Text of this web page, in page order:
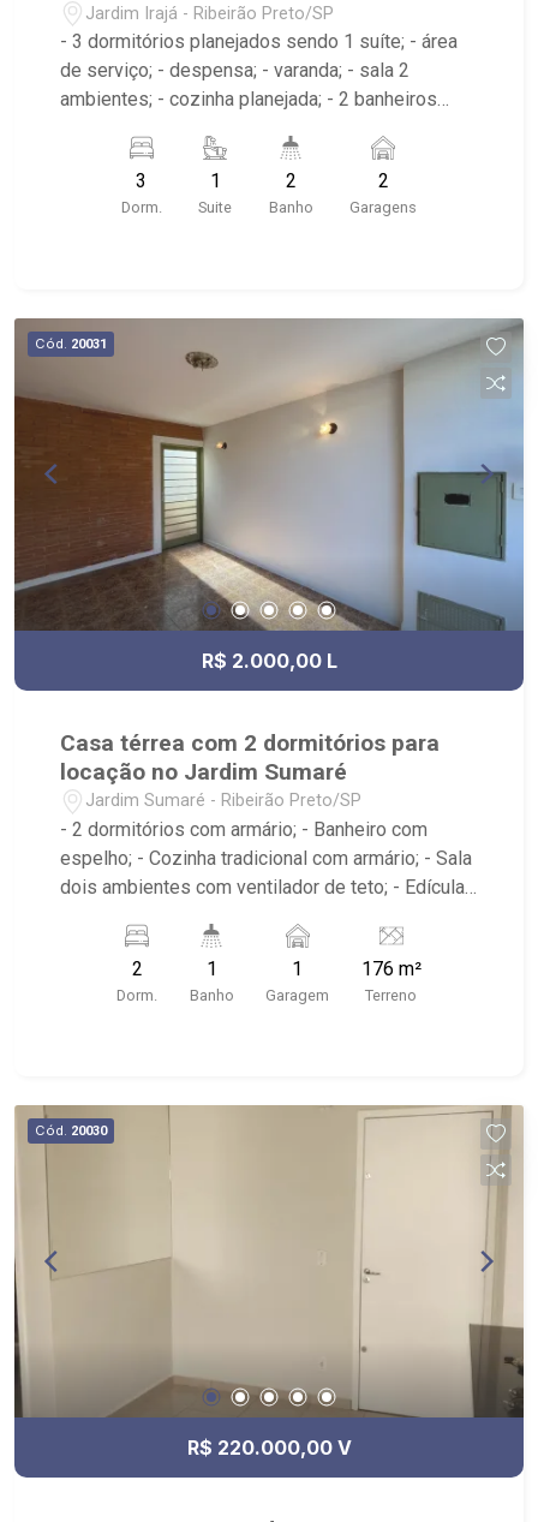
Jardim Irajá - Ribeirão Preto/SP
- 3 dormitórios planejados sendo 1 suíte; - área
de serviço; - despensa; - varanda; - sala 2
ambientes; - cozinha planejada; - 2 banheiros
Josemar Grill, Jasmin Restaurante, Burguer King
3
Dorm.
1
Suite
2
Banho
2
Garagens
Cód. 20031
R$ 2.000,00 L
Casa térrea com 2 dormitórios para
locação no Jardim Sumaré
Jardim Sumaré - Ribeirão Preto/SP
- 2 dormitórios com armário; - Banheiro com
espelho; - Cozinha tradicional com armário; - Sala
dois ambientes com ventilador de teto; - Edícula;
cimentado; - Próximo a avenida Itatiaia, Anshin
Sushi Bar, Droga Raia, Invictus RP, Bar O
Português
2
Dorm.
1
Banho
1
Garagem
176 m²
Terreno
Cód. 20030
R$ 220.000,00 V